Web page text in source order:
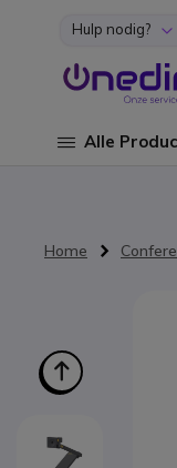
Ga naar de inhoud
Hulp nodig?
Alle
Home